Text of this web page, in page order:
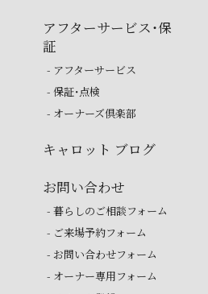
アフターサービス・保
証
- アフターサービス
- 保証・点検
- オーナーズ倶楽部
キャロット ブログ
お問い合わせ
- 暮らしのご相談フォーム
- ご来場予約フォーム
- お問い合わせフォーム
- オーナー専用フォーム